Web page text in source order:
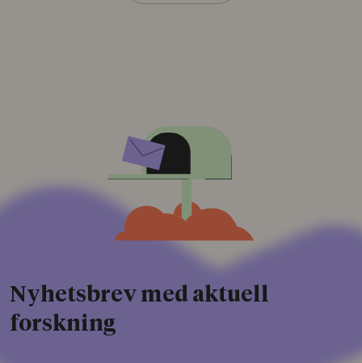
Nyhetsbrev med aktuell
forskning